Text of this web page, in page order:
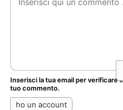
Inserisci la tua email per verificare il
tuo commento.
ho un account